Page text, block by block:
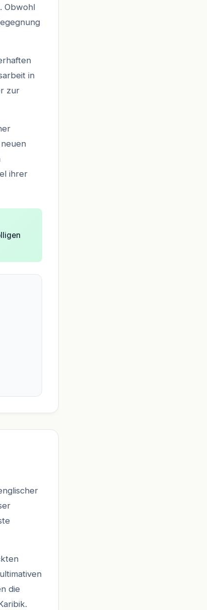
Obwohl
in
zur
ihrer
die